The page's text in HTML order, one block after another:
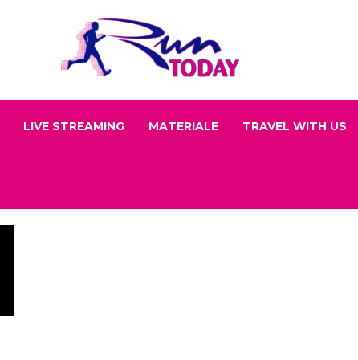
LIVE STREAMING MATERIALE TRAVEL WITH US